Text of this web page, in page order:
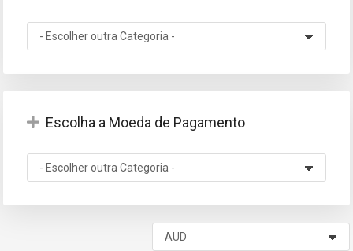
Escolha a Moeda de Pagamento